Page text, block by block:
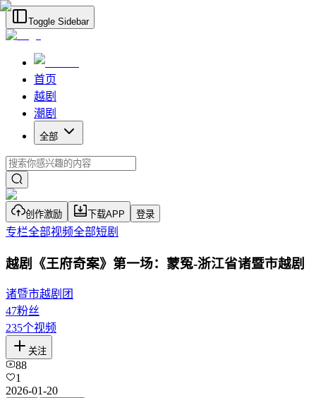
Toggle Sidebar
首页
越剧
潮剧
全部
创作激励 下载APP 登录
专栏全部视频全部短剧
越剧《王府奇案》第一场：蒙冤-浙江省诸暨市越剧
诸暨市越剧团
47粉丝
235个视频
关注
88
1
2026-01-20